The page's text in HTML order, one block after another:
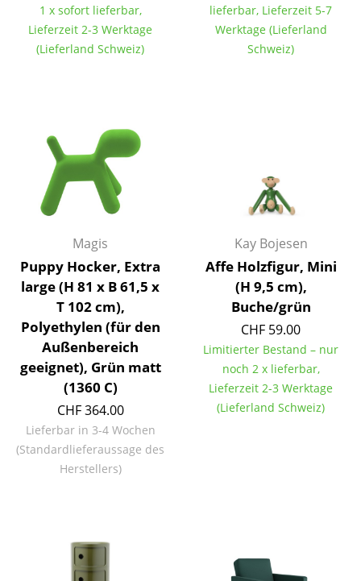
Tische
Esstische
Schreibtische
Sekretäre & PC-Tische
Konferenztische
Stehtische & Stehpulte
Kindertische
Gartentische
Servierwagen
Einzelteile
... alle Tische
Aufbewahren
Regale & Schränke
Wandregale
Sideboards & Kommoden
1 x sofort lieferbar,
Lieferzeit 2-3 Werktage
(Lieferland Schweiz)
lieferbar, Lieferzeit 5-7
Werktage (Lieferland
Schweiz)
Magis
Puppy Hocker, Extra
large (H 81 x B 61,5 x
T 102 cm),
Polyethylen (für den
Außenbereich
geeignet), Grün matt
(1360 C)
CHF 364.00
Lieferbar in 3-4 Wochen
(Standardlieferaussage des
Herstellers)
Kay Bojesen
Affe Holzfigur, Mini
(H 9,5 cm),
Buche/grün
CHF 59.00
Limitierter Bestand – nur
noch 2 x lieferbar,
Lieferzeit 2-3 Werktage
(Lieferland Schweiz)